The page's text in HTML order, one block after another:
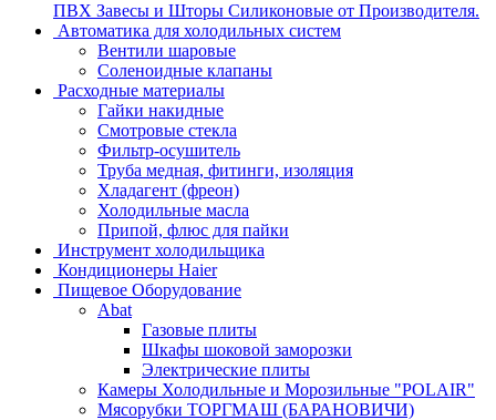
ПВХ Завесы и Шторы Силиконовые от Производителя.
Автоматика для холодильных систем
Вентили шаровые
Соленоидные клапаны
Расходные материалы
Гайки накидные
Смотровые стекла
Фильтр-осушитель
Труба медная, фитинги, изоляция
Хладагент (фреон)
Холодильные масла
Припой, флюс для пайки
Инструмент холодильщика
Кондиционеры Haier
Пищевое Оборудование
Abat
Газовые плиты
Шкафы шоковой заморозки
Электрические плиты
Камеры Холодильные и Морозильные "POLAIR"
Мясорубки ТОРГМАШ (БАРАНОВИЧИ)